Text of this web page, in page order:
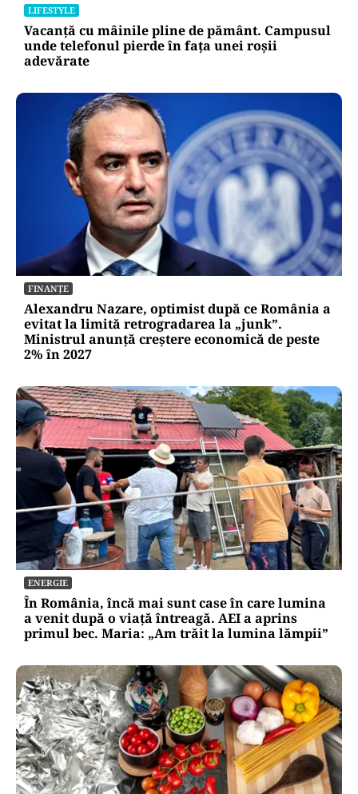
LIFESTYLE
Vacanță cu mâinile pline de pământ. Campusul
unde telefonul pierde în fața unei roșii
adevărate
FINANȚE
Alexandru Nazare, optimist după ce România a
evitat la limită retrogradarea la „junk”.
Ministrul anunță creștere economică de peste
2% în 2027
ENERGIE
În România, încă mai sunt case în care lumina
a venit după o viață întreagă. AEI a aprins
primul bec. Maria: „Am trăit la lumina lămpii”